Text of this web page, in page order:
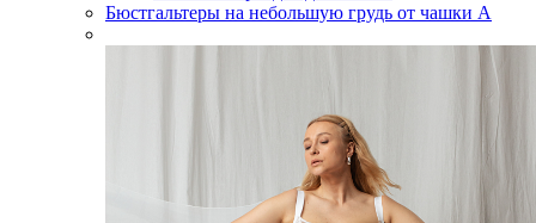
Бюстгальтеры на небольшую грудь от чашки А